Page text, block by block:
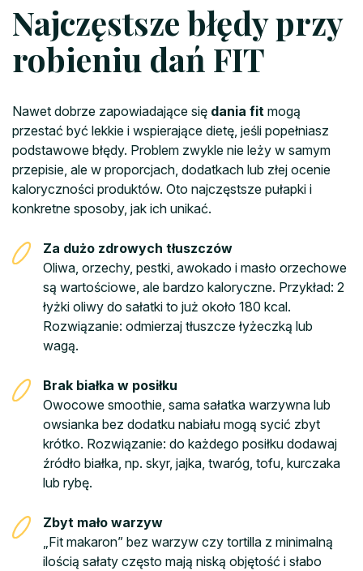
Najczęstsze błędy przy
robieniu dań FIT
Nawet dobrze zapowiadające się dania fit mogą
przestać być lekkie i wspierające dietę, jeśli popełniasz
podstawowe błędy. Problem zwykle nie leży w samym
przepisie, ale w proporcjach, dodatkach lub złej ocenie
kaloryczności produktów. Oto najczęstsze pułapki i
konkretne sposoby, jak ich unikać.
Za dużo zdrowych tłuszczów
Oliwa, orzechy, pestki, awokado i masło orzechowe
są wartościowe, ale bardzo kaloryczne. Przykład: 2
łyżki oliwy do sałatki to już około 180 kcal.
Rozwiązanie: odmierzaj tłuszcze łyżeczką lub
wagą.
Brak białka w posiłku
Owocowe smoothie, sama sałatka warzywna lub
owsianka bez dodatku nabiału mogą sycić zbyt
krótko. Rozwiązanie: do każdego posiłku dodawaj
źródło białka, np. skyr, jajka, twaróg, tofu, kurczaka
lub rybę.
Zbyt mało warzyw
„Fit makaron” bez warzyw czy tortilla z minimalną
ilością sałaty często mają niską objętość i słabo